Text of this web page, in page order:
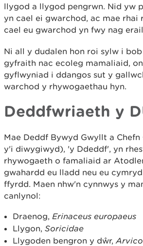
llygod a llygod pengrwn. Nid yw
yn cael ei gwarchod, ac mae rhai
cael eu gwarchod yn fwy nag
Ni all y dudalen hon roi sylw i
gyfraith nac ecoleg mamaliaid,
gyflwyniad i ddangos sut y
warchod y rhywogaethau hyn.
Deddfwriaeth y
Mae Deddf Bywyd Gwyllt a Chefn
y'i diwygiwyd), 'y Ddeddf', yn
rhywogaeth o famaliaid ar
gwahardd eu lladd neu eu
ffyrdd. Maen nhw'n cynnwys y
canlynol:
Draenog, Erinaceus europaeus
Llygon, Soricidae
Llygoden bengron y dŵr,